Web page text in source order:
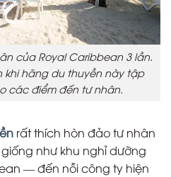
của Royal Caribbean 3 lần.
khi hãng du thuyền này tập
các điểm đến tư nhân.
rất thích hòn đảo tư nhân
như khu nghỉ dưỡng
— đến nỗi công ty hiện